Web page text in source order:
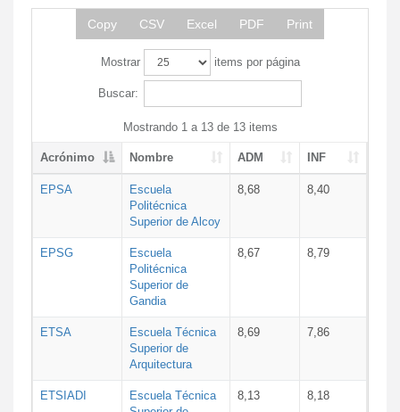
Copy CSV Excel PDF Print
Mostrar items por página
Buscar:
Mostrando 1 a 13 de 13 items
Acrónimo Nombre ADM INF
EPSA
Escuela
Politécnica
Superior de Alcoy
8,68 8,40
EPSG
Escuela
Politécnica
Superior de
Gandia
8,67 8,79
ETSA
Escuela Técnica
Superior de
Arquitectura
8,69 7,86
ETSIADI
Escuela Técnica
8,13 8,18